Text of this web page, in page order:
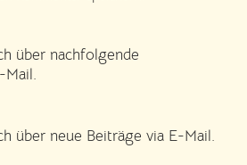
über nachfolgende
Mail.
über neue Beiträge via E-Mail.